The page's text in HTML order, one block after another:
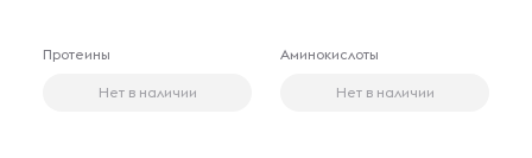
Протеины
Нет в наличии
Аминокислоты
Нет в наличии